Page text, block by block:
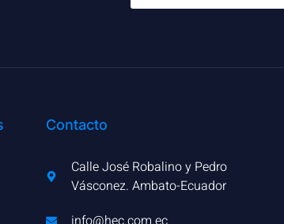
Contacto
Calle José Robalino y Pedro
Vásconez. Ambato-Ecuador